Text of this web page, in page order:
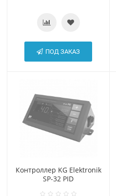
ПОД ЗАКАЗ
Контроллер KG Elektronik
SP-32 PID